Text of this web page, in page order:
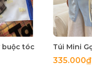
buộc tóc
335.000₫